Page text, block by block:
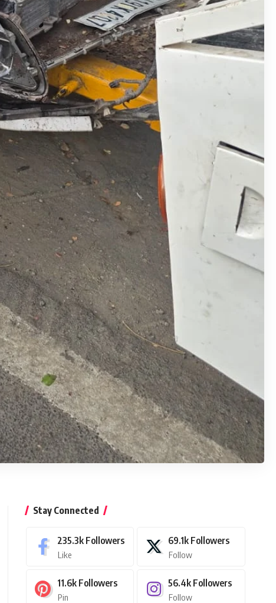
Stay Connected
235.3k Followers
Like
69.1k Followers
Follow
11.6k Followers
Pin
56.4k Followers
Follow